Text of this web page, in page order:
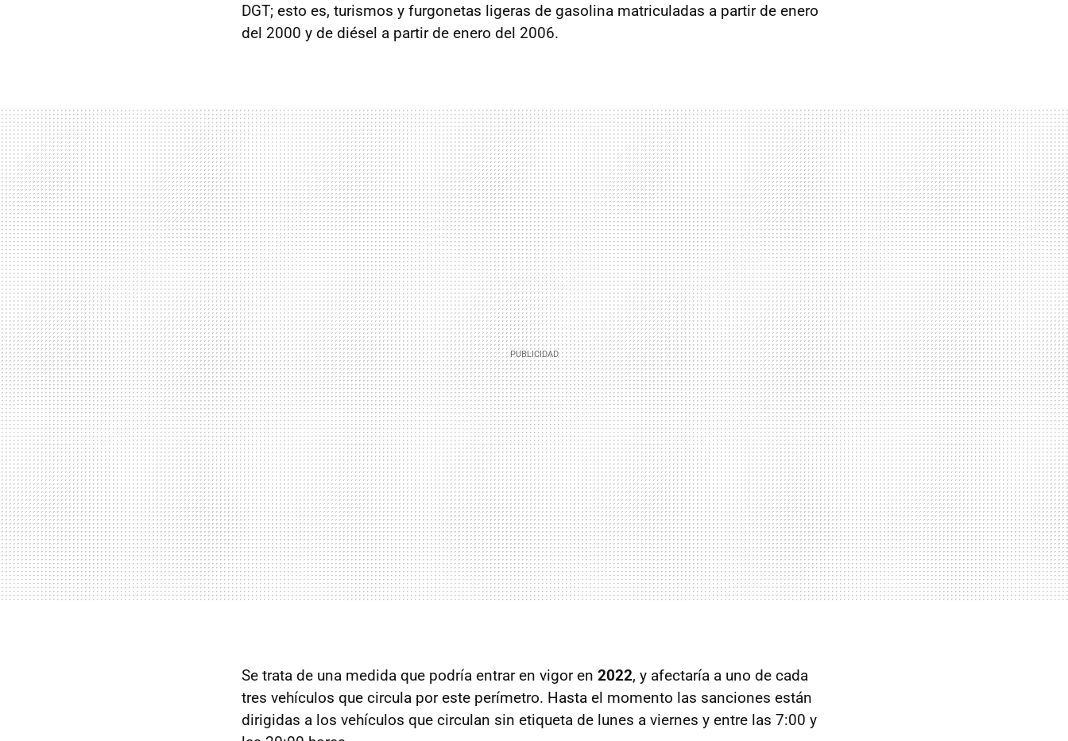
DGT; esto es, turismos y furgonetas ligeras de gasolina matriculadas a partir de enero
del 2000 y de diésel a partir de enero del 2006.
Se trata de una medida que podría entrar en vigor en 2022, y afectaría a uno de cada
tres vehículos que circula por este perímetro. Hasta el momento las sanciones están
dirigidas a los vehículos que circulan sin etiqueta de lunes a viernes y entre las 7:00 y